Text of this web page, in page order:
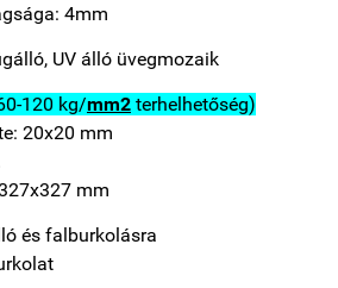
4mm
UV álló üvegmozaik
120 kg/mm2 terhelhetőség)
20x20 mm
mm
és falburkolásra